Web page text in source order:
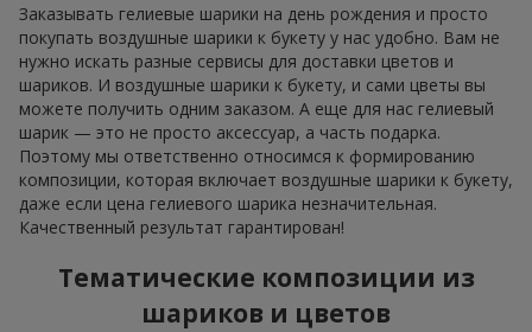
Заказывать гелиевые шарики на день рождения и просто
покупать воздушные шарики к букету у нас удобно. Вам не
нужно искать разные сервисы для доставки цветов и
шариков. И воздушные шарики к букету, и сами цветы вы
можете получить одним заказом. А еще для нас гелиевый
шарик — это не просто аксессуар, а часть подарка.
Поэтому мы ответственно относимся к формированию
композиции, которая включает воздушные шарики к букету,
даже если цена гелиевого шарика незначительная.
Качественный результат гарантирован!
Тематические композиции из
шариков и цветов